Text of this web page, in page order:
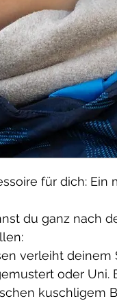
für dich: Ein
du ganz nach
verleiht deinem
oder Uni.
kuschligem